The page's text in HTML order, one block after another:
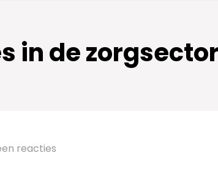
in de
reacties